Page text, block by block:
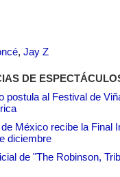
, Jay Z
DE
postula al Festival de
México recibe la Final
diciembre
de "The Robinson,